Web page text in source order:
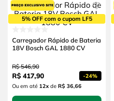
5% OFF com o cupom LF5
Carregador Rápido de Bateria
18V Bosch GAL 1880 CV
R$ 546,90
R$ 417,90 -24%
Ou em até 12xde R$ 36,66